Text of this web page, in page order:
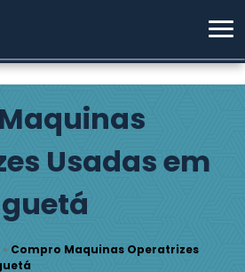
Usadas em
» Compro Maquinas Operatrizes